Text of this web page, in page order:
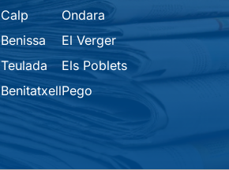
Calp
Benissa
Teulada
Benitatxell
Ondara
El Verger
Els Poblets
Pego